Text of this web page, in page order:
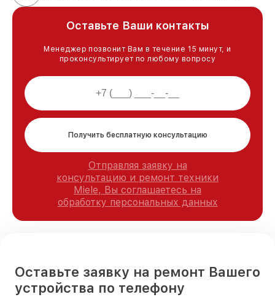
Оставьте Ваши контакты
Менеджер позвонит Вам в течение 15 минут, и
проконсультирует по любому вопросу
Получить бесплатную консультацию
Отправляя заявку на
консультацию и ремонт техники
Miele, Вы соглашаетесь на
обработку персональных данных
Оставьте заявку на ремонт Вашего
устройства по телефону